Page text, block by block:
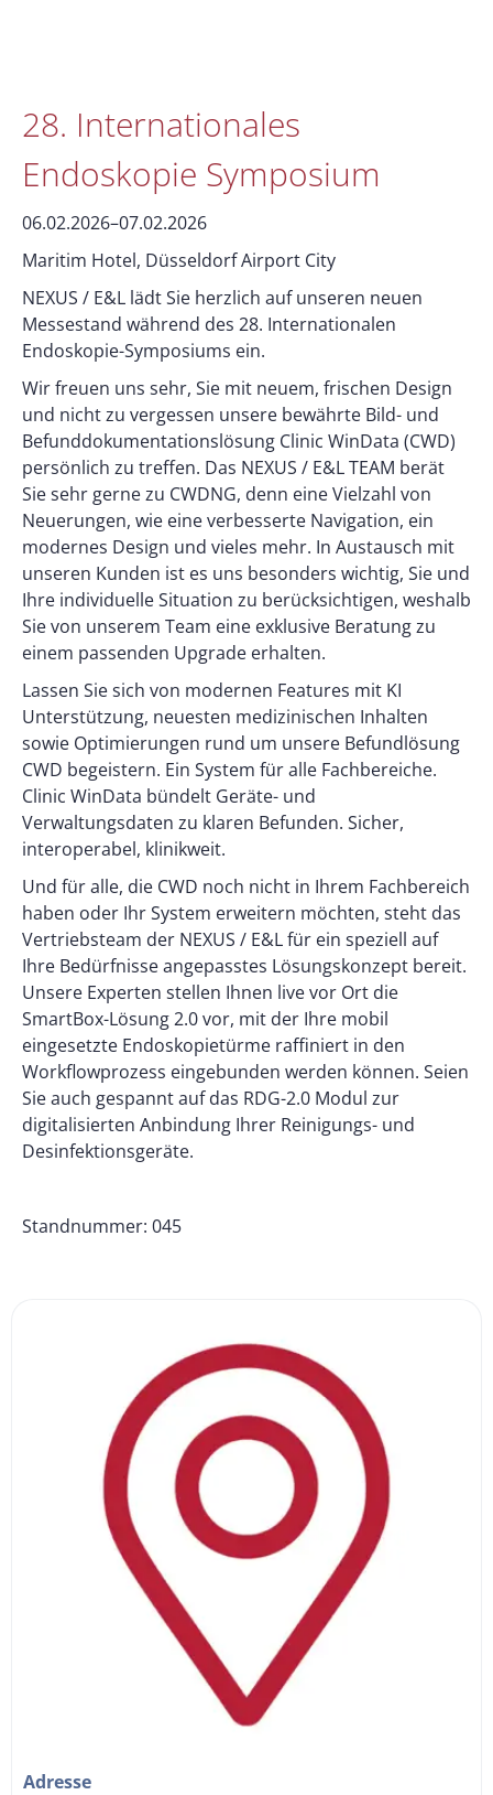
28. Internationales
Endoskopie Symposium
06.02.2026–07.02.2026
Maritim Hotel, Düsseldorf Airport City
NEXUS / E&L lädt Sie herzlich auf unseren neuen
Messestand während des 28. Internationalen
Endoskopie-Symposiums ein.
Wir freuen uns sehr, Sie mit neuem, frischen Design
und nicht zu vergessen unsere bewährte Bild- und
Befunddokumentationslösung Clinic WinData (CWD)
persönlich zu treffen. Das NEXUS / E&L TEAM berät
Sie sehr gerne zu CWDNG, denn eine Vielzahl von
Neuerungen, wie eine verbesserte Navigation, ein
modernes Design und vieles mehr. In Austausch mit
unseren Kunden ist es uns besonders wichtig, Sie und
Ihre individuelle Situation zu berücksichtigen, weshalb
Sie von unserem Team eine exklusive Beratung zu
einem passenden Upgrade erhalten.
Lassen Sie sich von modernen Features mit KI
Unterstützung, neuesten medizinischen Inhalten
sowie Optimierungen rund um unsere Befundlösung
CWD begeistern. Ein System für alle Fachbereiche.
Clinic WinData bündelt Geräte- und
Verwaltungsdaten zu klaren Befunden. Sicher,
interoperabel, klinikweit.
Und für alle, die CWD noch nicht in Ihrem Fachbereich
haben oder Ihr System erweitern möchten, steht das
Vertriebsteam der NEXUS / E&L für ein speziell auf
Ihre Bedürfnisse angepasstes Lösungskonzept bereit.
Unsere Experten stellen Ihnen live vor Ort die
SmartBox-Lösung 2.0 vor, mit der Ihre mobil
eingesetzte Endoskopietürme raffiniert in den
Workflowprozess eingebunden werden können. Seien
Sie auch gespannt auf das RDG-2.0 Modul zur
digitalisierten Anbindung Ihrer Reinigungs- und
Desinfektionsgeräte.
Standnummer: 045
Adresse